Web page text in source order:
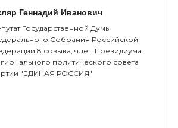
Геннадий Иванович
Государственной Думы
Собрания Российской
8 созыва, член Президиума
политического совета
"ЕДИНАЯ РОССИЯ"